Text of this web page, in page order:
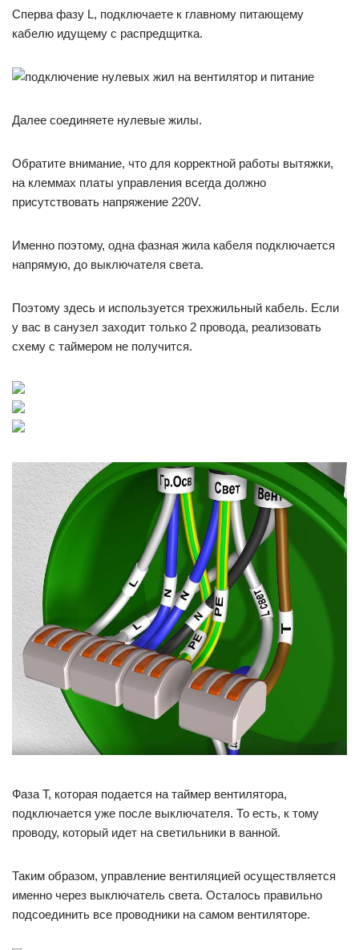
Сперва фазу L, подключаете к главному питающему
кабелю идущему с распредщитка.
Далее соединяете нулевые жилы.
Обратите внимание, что для корректной работы вытяжки,
на клеммах платы управления всегда должно
присутствовать напряжение 220V.
Именно поэтому, одна фазная жила кабеля подключается
напрямую, до выключателя света.
Поэтому здесь и используется трехжильный кабель. Если
у вас в санузел заходит только 2 провода, реализовать
схему с таймером не получится.
Фаза T, которая подается на таймер вентилятора,
подключается уже после выключателя. То есть, к тому
проводу, который идет на светильники в ванной.
Таким образом, управление вентиляцией осуществляется
именно через выключатель света. Осталось правильно
подсоединить все проводники на самом вентиляторе.